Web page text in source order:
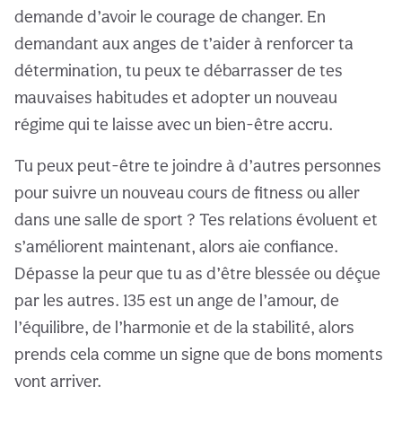
demande d’avoir le courage de changer. En
demandant aux anges de t’aider à renforcer ta
détermination, tu peux te débarrasser de tes
mauvaises habitudes et adopter un nouveau
régime qui te laisse avec un bien-être accru.
Tu peux peut-être te joindre à d’autres personnes
pour suivre un nouveau cours de fitness ou aller
dans une salle de sport ? Tes relations évoluent et
s’améliorent maintenant, alors aie confiance.
Dépasse la peur que tu as d’être blessée ou déçue
par les autres. 135 est un ange de l’amour, de
l’équilibre, de l’harmonie et de la stabilité, alors
prends cela comme un signe que de bons moments
vont arriver.